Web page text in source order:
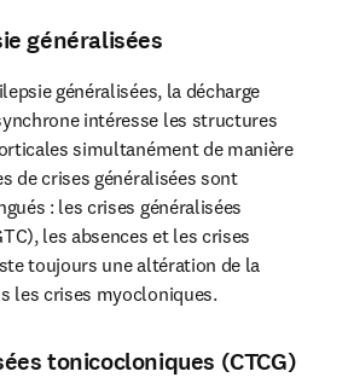
généralisées
généralisées, la décharge
intéresse les structures
simultanément de manière
de crises généralisées sont
: les crises généralisées
les absences et les crises
toujours une altération de la
les crises myocloniques.
tonicocloniques (CTCG)